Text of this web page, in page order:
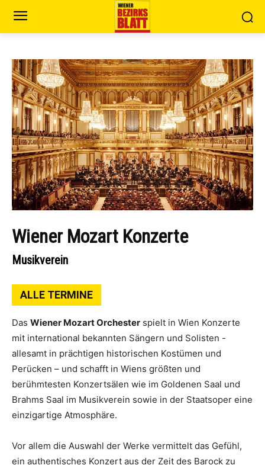
Wiener Mozart Konzerte
Musikverein
ALLE TERMINE
Das Wiener Mozart Orchester spielt in Wien Konzerte
mit international bekannten Sängern und Solisten -
allesamt in prächtigen historischen Kostümen und
Perücken – und schafft in Wiens größten und
berühmtesten Konzertsälen wie im Goldenen Saal und
Brahms Saal im Musikverein sowie in der Staatsoper eine
einzigartige Atmosphäre.
Vor allem die Auswahl der Werke vermittelt das Gefühl,
ein authentisches Konzert aus der Zeit des Barock zu